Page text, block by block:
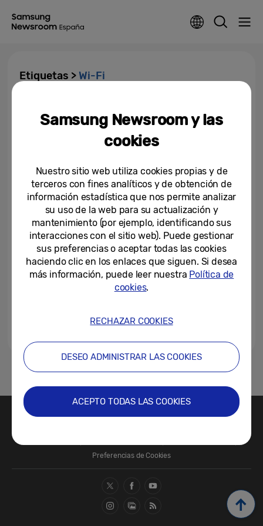
Etiquetas >Wi-Fi
con la seguridad de Galaxy
1
Términos de Uso
Preferencias de Cookies
Samsung Newsroom y las
cookies
Nuestro sitio web utiliza cookies propias y de
terceros con fines analíticos y de obtención de
información estadística que nos permite analizar
su uso de la web para su actualización y
mantenimiento (por ejemplo, identificando sus
interacciones con el sitio web). Puede gestionar
sus preferencias o aceptar todas las cookies
haciendo clic en los enlaces que siguen. Si desea
más información, puede leer nuestra Política de
cookies.
RECHAZAR COOKIES
DESEO ADMINISTRAR LAS COOKIES
ACEPTO TODAS LAS COOKIES